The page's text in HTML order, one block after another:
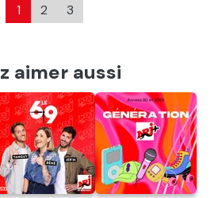
1 2 3
aimer aussi